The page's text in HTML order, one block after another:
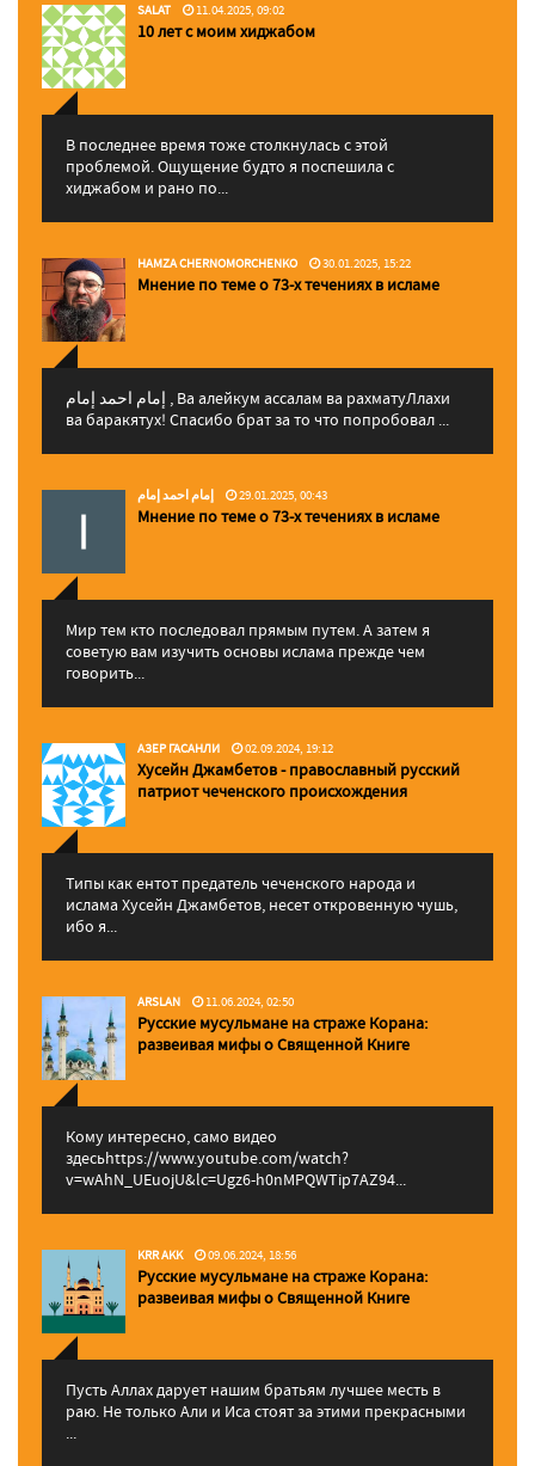
SALAT 11.04.2025, 09:02
10 лет с моим хиджабом
В последнее время тоже столкнулась с этой
проблемой. Ощущение будто я поспешила с
хиджабом и рано по...
HAMZA CHERNOMORCHENKO 30.01.2025, 15:22
Мнение по теме о 73-х течениях в исламе
إمام احمد إمام , Ва алейкум ассалам ва рахматуЛлахи
ва баракятух! Спасибо брат за то что попробовал ...
إمام احمد إمام 29.01.2025, 00:43
Мнение по теме о 73-х течениях в исламе
Мир тем кто последовал прямым путем. А затем я
советую вам изучить основы ислама прежде чем
говорить...
АЗЕР ГАСАНЛИ 02.09.2024, 19:12
Хусейн Джамбетов - православный русский
патриот чеченского происхождения
Типы как ентот предатель чеченского народа и
ислама Хусейн Джамбетов, несет откровенную чушь,
ибо я...
ARSLAN 11.06.2024, 02:50
Русские мусульмане на страже Корана:
pазвеивая мифы о Священной Книге
Кому интересно, само видео
здесьhttps://www.youtube.com/watch?
v=wAhN_UEuojU&lc=Ugz6-h0nMPQWTip7AZ94...
KRR AKK 09.06.2024, 18:56
Русские мусульмане на страже Корана:
pазвеивая мифы о Священной Книге
Пусть Аллах дарует нашим братьям лучшее месть в
раю. Не только Али и Иса стоят за этими прекрасными
...